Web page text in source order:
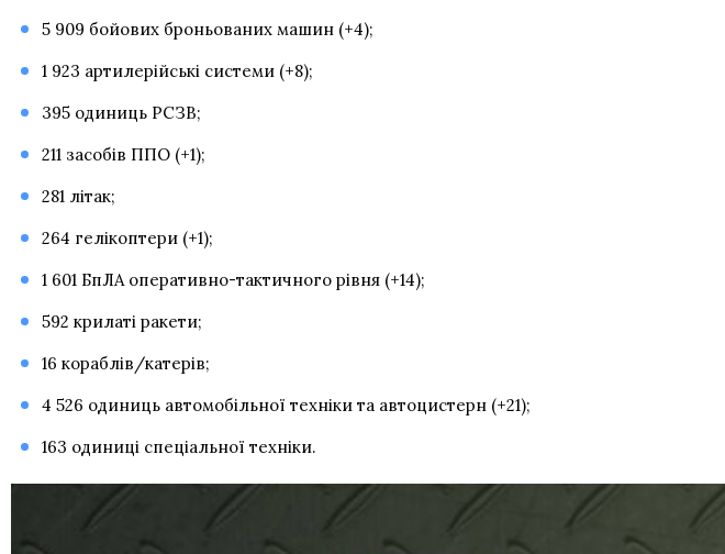
5 909 бойових броньованих машин (+4);
1 923 артилерійські системи (+8);
395 одиниць РСЗВ;
211 засобів ППО (+1);
281 літак;
264 гелікоптери (+1);
1 601 БпЛА оперативно-тактичного рівня (+14);
592 крилаті ракети;
16 кораблів/катерів;
4 526 одиниць автомобільної техніки та автоцистерн (+21);
163 одиниці спеціальної техніки.